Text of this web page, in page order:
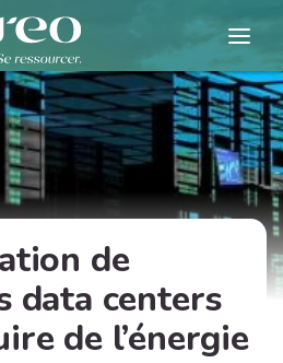
de
data centers
de l’énergie